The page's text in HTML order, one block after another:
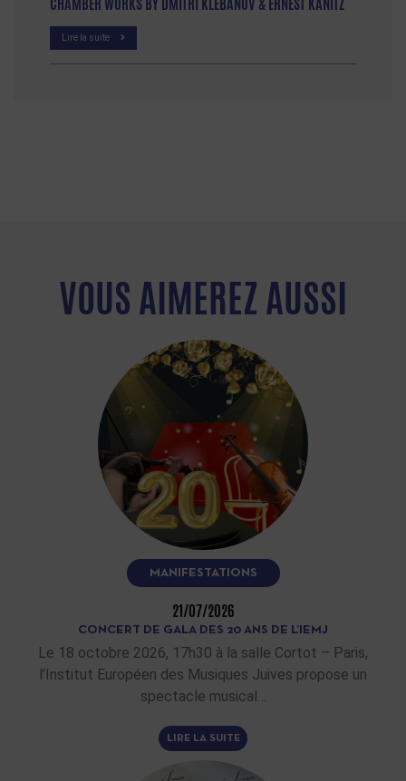
Lire la suite
VOUS AIMEREZ AUSSI
MANIFESTATIONS
21/07/2026
CONCERT DE GALA DES 20 ANS DE L’IEMJ
Le 18 octobre 2026, 17h30 à la salle Cortot – Paris,
l’Institut Européen des Musiques Juives propose un
spectacle musical…
LIRE LA SUITE